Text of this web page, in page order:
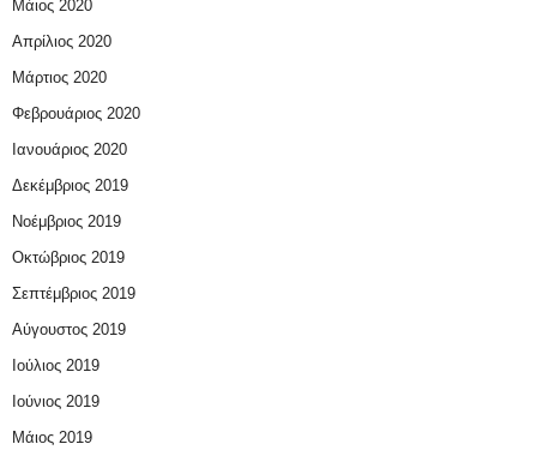
Μάιος 2020
Απρίλιος 2020
Μάρτιος 2020
Φεβρουάριος 2020
Ιανουάριος 2020
Δεκέμβριος 2019
Νοέμβριος 2019
Οκτώβριος 2019
Σεπτέμβριος 2019
Αύγουστος 2019
Ιούλιος 2019
Ιούνιος 2019
Μάιος 2019